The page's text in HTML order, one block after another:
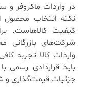
در واردات ماکروفر و
نکته انتخاب محصول
کیفیت کالاهاست.
شرکت‌های بازرگانی
واردات کالا تجربه
باید قراردادی
جزئیات قیمت‌گذاری و